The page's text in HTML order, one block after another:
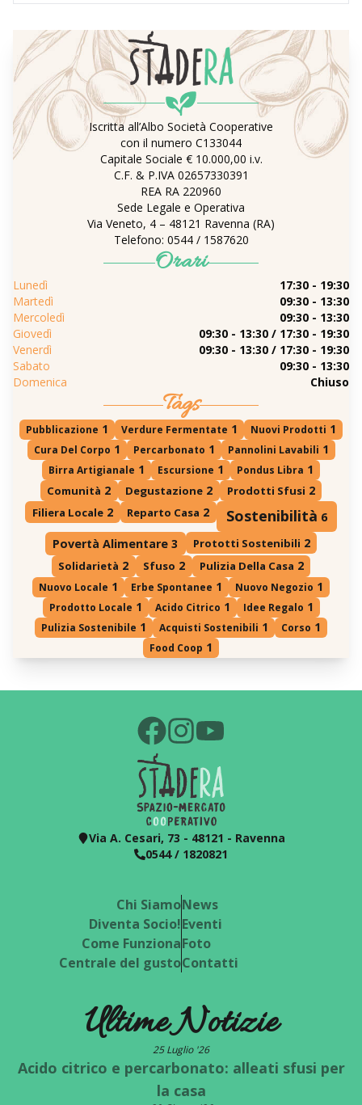
Iscritta all’Albo Società Cooperative
con il numero C133044
Capitale Sociale € 10.000,00 i.v.
C.F. & P.IVA 02657330391
REA RA 220960
Sede Legale e Operativa
Via Veneto, 4 – 48121 Ravenna (RA)
Telefono: 0544 / 1587620
Orari
Lunedì
17:30 - 19:30
Martedì
09:30 - 13:30
Mercoledì
09:30 - 13:30
Giovedì
09:30 - 13:30 / 17:30 - 19:30
Venerdì
09:30 - 13:30 / 17:30 - 19:30
Sabato
09:30 - 13:30
Domenica
Chiuso
Tags
Pubblicazione 1 Verdure Fermentate 1 Nuovi Prodotti 1
Cura Del Corpo 1 Percarbonato 1 Pannolini Lavabili 1
Birra Artigianale 1 Escursione 1 Pondus Libra 1
Comunità 2 Degustazione 2 Prodotti Sfusi 2
Filiera Locale 2 Reparto Casa 2 Sostenibilità 6
Povertà Alimentare 3 Prototti Sostenibili 2
Solidarietà 2 Sfuso 2 Pulizia Della Casa 2
Nuovo Locale 1 Erbe Spontanee 1 Nuovo Negozio 1
Prodotto Locale 1 Acido Citrico 1 Idee Regalo 1
Pulizia Sostenibile 1 Acquisti Sostenibili 1 Corso 1
Food Coop 1
Via A. Cesari, 73 - 48121 - Ravenna
0544 / 1820821
Chi Siamo
Diventa Socio!
Come Funziona
Centrale del gusto
News
Eventi
Foto
Contatti
Ultime Notizie
25 Luglio '26
Acido citrico e percarbonato: alleati sfusi per
la casa